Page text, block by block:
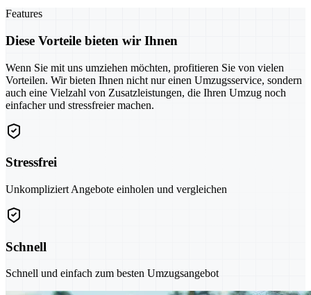
Features
Diese Vorteile bieten wir Ihnen
Wenn Sie mit uns umziehen möchten, profitieren Sie von vielen
Vorteilen. Wir bieten Ihnen nicht nur einen Umzugsservice, sondern
auch eine Vielzahl von Zusatzleistungen, die Ihren Umzug noch
einfacher und stressfreier machen.
Stressfrei
Unkompliziert Angebote einholen und vergleichen
Schnell
Schnell und einfach zum besten Umzugsangebot